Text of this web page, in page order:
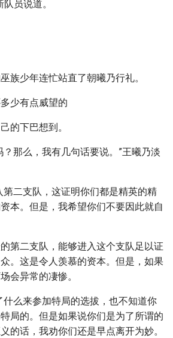
员说道。
族少年连忙站直了朝曦乃行礼。
少有点威望的
的下巴想到。
？那么，我有几句话要说。”王曦乃淡
第二支队，这证明你们都是精英的精
本。但是，我希望你们不要因此就自
第二支队，能够进入这个支队足以证
。这是令人羡慕的资本。但是，如果
会异常的凄惨。
什么来参加特局的选拔，也不知道你
局的。但是如果说你们是为了所谓的
的话，我劝你们还是早点离开为妙。